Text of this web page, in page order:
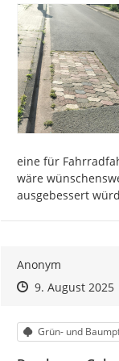
eine für
wäre
ausgebessert
Anonym
Zeitpunkt des
Zeitpunkt des
9. August 2025
Kategorie
Grün- und